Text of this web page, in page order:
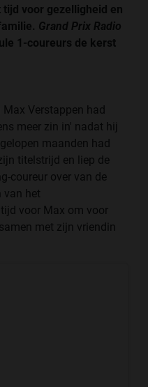
voor gezelligheid en
Grand Prix Radio
1-coureurs de kerst
Max Verstappen had
meer zin in' nadat hij
maanden had
titelstrijd en liep de
coureur over van de
van het
voor Max om voor
met zijn vriendin